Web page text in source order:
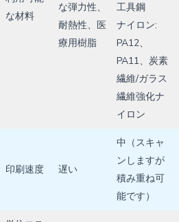
な材料
な弾力性、
耐熱性、医
療用樹脂
工具鋼
ナイロン:
PA12、
PA11、炭素
繊維/ガラス
繊維強化ナ
イロン
印刷速度 遅い
中（スキャ
ンしますが
積み重ね可
能です）